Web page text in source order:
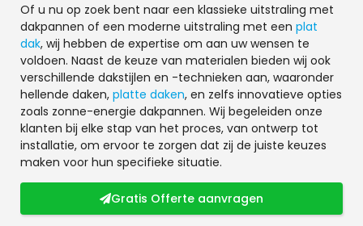
Of u nu op zoek bent naar een klassieke uitstraling met
dakpannen of een moderne uitstraling met een plat
dak, wij hebben de expertise om aan uw wensen te
voldoen. Naast de keuze van materialen bieden wij ook
verschillende dakstijlen en -technieken aan, waaronder
hellende daken, platte daken, en zelfs innovatieve opties
zoals zonne-energie dakpannen. Wij begeleiden onze
klanten bij elke stap van het proces, van ontwerp tot
installatie, om ervoor te zorgen dat zij de juiste keuzes
maken voor hun specifieke situatie.
Gratis Offerte aanvragen